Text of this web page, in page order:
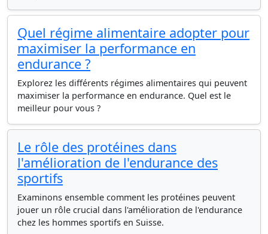
Quel régime alimentaire adopter pour
maximiser la performance en
endurance ?
Explorez les différents régimes alimentaires qui peuvent
maximiser la performance en endurance. Quel est le
meilleur pour vous ?
Le rôle des protéines dans
l'amélioration de l'endurance des
sportifs
Examinons ensemble comment les protéines peuvent
jouer un rôle crucial dans l'amélioration de l'endurance
chez les hommes sportifs en Suisse.